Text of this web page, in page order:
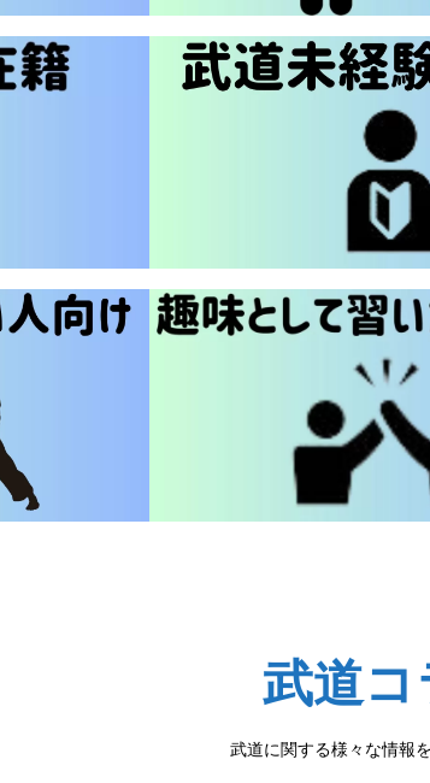
武道コ
武道に関する様々な情報